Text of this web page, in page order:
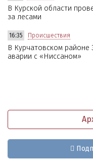
В Курской области
за лесами
16:35 Происшествия
В Курчатовском районе
аварии с «Ниссаном»